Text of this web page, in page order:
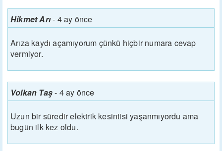
Hikmet Arı- 4 ay önce
Arıza kaydı açamıyorum çünkü hiçbir numara cevap
vermiyor.
Volkan Taş- 4 ay önce
Uzun bir süredir elektrik kesintisi yaşanmıyordu ama
bugün ilk kez oldu.